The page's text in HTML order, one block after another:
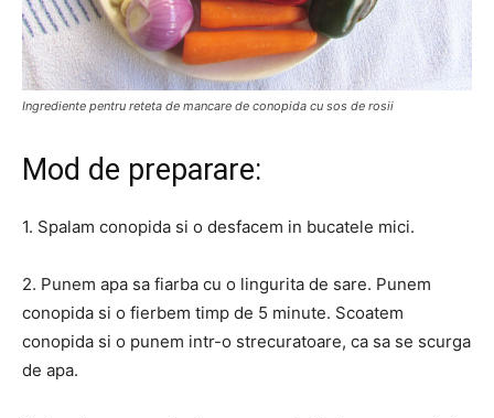
Ingrediente pentru reteta de mancare de conopida cu sos de rosii
Mod de preparare:
1. Spalam conopida si o desfacem in bucatele mici.
2. Punem apa sa fiarba cu o lingurita de sare. Punem
conopida si o fierbem timp de 5 minute. Scoatem
conopida si o punem intr-o strecuratoare, ca sa se scurga
de apa.